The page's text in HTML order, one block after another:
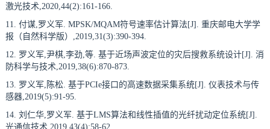
激光技术,2020,44(2):161-166.
11. 付谋,罗义军. MPSK/MQAM符号速率估计算法[J]. 重庆邮电大学学
报（自然科学版）,2019,31(3):390-394.
12. 罗义军,尹棋,李劲,等. 基于近场声波定位的灾后搜救系统设计[J]. 消
防科学与技术,2019,38(6):870-873.
13. 罗义军,陈松. 基于PCIe接口的高速数据采集系统[J]. 仪表技术与传
感器,2019(5):91-95.
14. 刘仁华,罗义军. 基于LMS算法和线性插值的光纤扰动定位系统[J].
光通信技术,2019,43(4):58-62.